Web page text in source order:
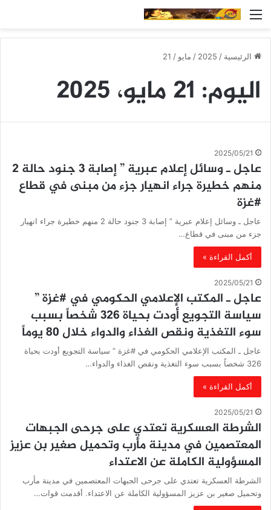
القائمة
الرئيسية /
2025
/ مايو /
21
اليوم: 21 مايو، 2025
2025/05/21
عاجل ـ وسائل إعلام عبرية ” إصابة 3 جنود حالة 2
منهم خطيرة جراء انهيار جزء من مبنى في قطاع
#غزة
عاجل ـ وسائل إعلام عبرية ” إصابة 3 جنود حالة 2 منهم خطيرة جراء انهيار
جزء من مبنى في قطاع…
أكمل القراءة »
2025/05/21
عاجل ـ المكتب الإعلامي الحكومي في #غزة ”
سياسة التجويع أودت بحياة 326 شخصاً بسبب
سوء التغذية ونقص الغذاء والدواء خلال 80 يوماً
عاجل ـ المكتب الإعلامي الحكومي في #غزة ” سياسة التجويع أودت بحياة
326 شخصاً بسبب سوء التغذية ونقص الغذاء والدواء…
أكمل القراءة »
2025/05/21
الشرطة العسكرية تعتدي على جرحى الجبهات
المعتصمين في مدينة مأرب وتحميل صغير بن عزيز
المسؤولية الكاملة عن الاعتداء
الشرطة العسكرية تعتدي على جرحى الجبهات المعتصمين في مدينة مأرب
وتحميل صغير بن عزيز المسؤولية الكاملة عن الاعتداء. أقدمت قوات…